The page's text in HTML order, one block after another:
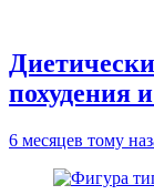
похудения
6 месяцев тому